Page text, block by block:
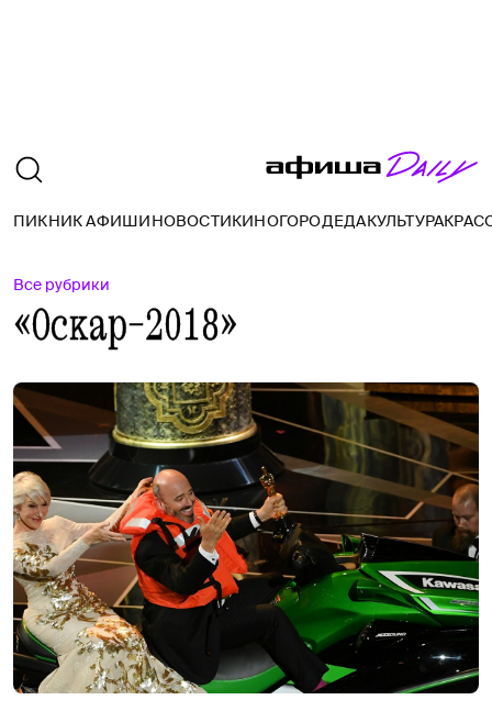
ПИКНИК АФИШИНОВОСТИКИНОГОРОДЕДАКУЛЬТУРА
Все рубрики
«Оскар-2018»